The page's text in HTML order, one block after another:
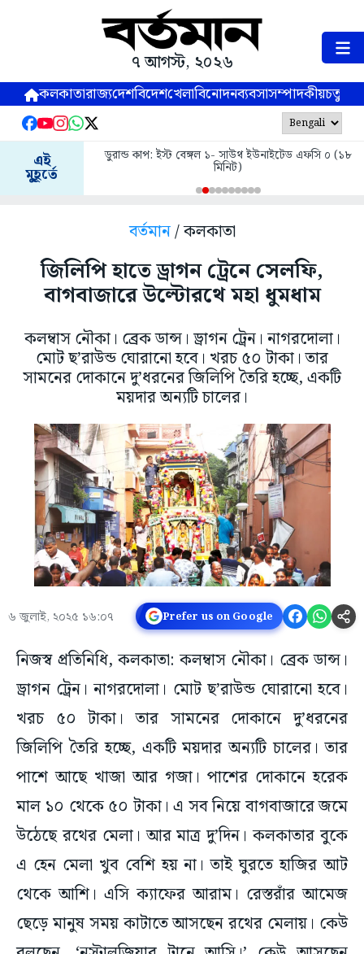
৭ আগস্ট, ২০২৬
কলকাতারাজ্যদেশবিদেশখেলাবিনোদনব্যবসাসম্পাদকীয়
এই
মুহূর্তে
ডুরান্ড কাপ: ইস্ট বেঙ্গল ১- সাউথ ইউনাইটেড এফসি ০ (১৮
মিনিট)
বর্তমান/ কলকাতা
জিলিপি হাতে ড্রাগন ট্রেনে সেলফি,
বাগবাজারে উল্টোরথে মহা ধুমধাম
কলম্বাস নৌকা। ব্রেক ডান্স। ড্রাগন ট্রেন। নাগরদোলা।
মোট ছ’রাউন্ড ঘোরানো হবে। খরচ ৫০ টাকা। তার
সামনের দোকানে দু’ধরনের জিলিপি তৈরি হচ্ছে, একটি
ময়দার অন্যটি চালের।
৬ জুলাই, ২০২৫ ১৬:০৭ Prefer us on Google
নিজস্ব প্রতিনিধি, কলকাতা: কলম্বাস নৌকা। ব্রেক ডান্স।
ড্রাগন ট্রেন। নাগরদোলা। মোট ছ’রাউন্ড ঘোরানো হবে।
খরচ ৫০ টাকা। তার সামনের দোকানে দু’ধরনের
জিলিপি তৈরি হচ্ছে, একটি ময়দার অন্যটি চালের। তার
পাশে আছে খাজা আর গজা। পাশের দোকানে হরেক
মাল ১০ থেকে ৫০ টাকা। এ সব নিয়ে বাগবাজারে জমে
উঠেছে রথের মেলা। আর মাত্র দু’দিন। কলকাতার বুকে
এ হেন মেলা খুব বেশি হয় না। তাই ঘুরতে হাজির আট
থেকে আশি। এসি ক্যাফের আরাম। রেস্তরাঁর আমেজ
ছেড়ে মানুষ সময় কাটাতে আসছেন রথের মেলায়। কেউ